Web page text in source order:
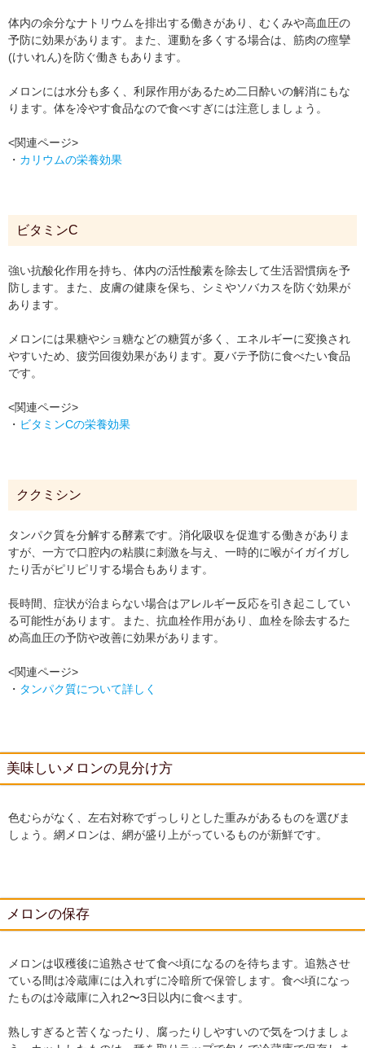
体内の余分なナトリウムを排出する働きがあり、むくみや高血圧の
予防に効果があります。また、運動を多くする場合は、筋肉の痙攣
(けいれん)を防ぐ働きもあります。
メロンには水分も多く、利尿作用があるため二日酔いの解消にもな
ります。体を冷やす食品なので食べすぎには注意しましょう。
<関連ページ>
・ カリウムの栄養効果
ビタミンC
強い抗酸化作用を持ち、体内の活性酸素を除去して生活習慣病を予
防します。また、皮膚の健康を保ち、シミやソバカスを防ぐ効果が
あります。
メロンには果糖やショ糖などの糖質が多く、エネルギーに変換され
やすいため、疲労回復効果があります。夏バテ予防に食べたい食品
です。
<関連ページ>
・ ビタミンCの栄養効果
ククミシン
タンパク質を分解する酵素です。消化吸収を促進する働きがありま
すが、一方で口腔内の粘膜に刺激を与え、一時的に喉がイガイガし
たり舌がピリピリする場合もあります。
長時間、症状が治まらない場合はアレルギー反応を引き起こしてい
る可能性があります。また、抗血栓作用があり、血栓を除去するた
め高血圧の予防や改善に効果があります。
<関連ページ>
・ タンパク質について詳しく
美味しいメロンの見分け方
色むらがなく、左右対称でずっしりとした重みがあるものを選びま
しょう。網メロンは、網が盛り上がっているものが新鮮です。
メロンの保存
メロンは収穫後に追熟させて食べ頃になるのを待ちます。追熟させ
ている間は冷蔵庫には入れずに冷暗所で保管します。食べ頃になっ
たものは冷蔵庫に入れ2〜3日以内に食べます。
熟しすぎると苦くなったり、腐ったりしやすいので気をつけましょ